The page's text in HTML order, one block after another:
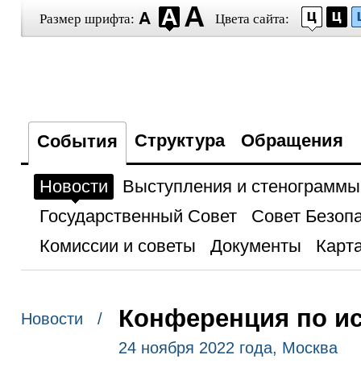
Размер шрифта: Цвета сайта:
События Структура Обращения
Новости
Выступления и стенограммы
Государственный Совет
Совет
Комиссии и советы
Документы
Новости / Конференция по
24 ноября 2022 года, Москва